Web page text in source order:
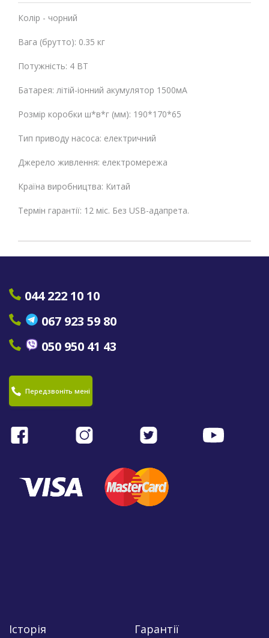
Колір - чорний
Вага (брутто): 0.35 кг
Потужність: 4 ВТ
Батарея: літій-іонний акумулятор 1500мА
Розмір коробки ш*в*г (мм): 190*170*65
Тип приводу насоса: електричний
Джерело живлення: електромережа
Країна виробництва: Китай
Термін гарантії: 12 міс. Без USB-адапрета.
Історія Гарантії
044 222 10 10
067 923 59 80
050 950 41 43
Передзвоніть мені